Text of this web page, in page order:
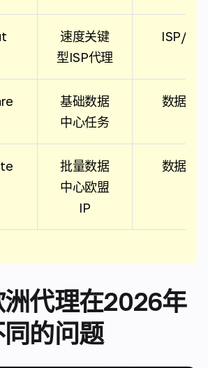
速度关键
型ISP代理
ISP/静
基础数据
中心任务
数据中
批量数据
中心欧盟
IP
数据中
代理在2026年
的问题